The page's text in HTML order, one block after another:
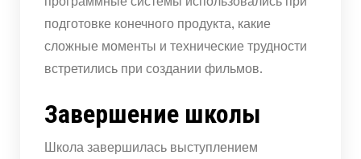
подготовке конечного продукта, какие
сложные моменты и технические трудности
встретились при создании фильмов.
Завершение школы
Школа завершилась выступлением